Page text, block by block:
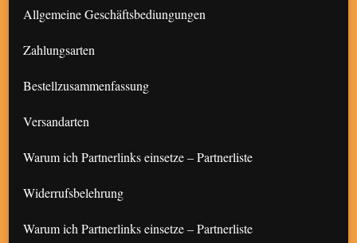
Allgemeine Geschäftsbediungungen
Zahlungsarten
Bestellzusammenfassung
Versandarten
Warum ich Partnerlinks einsetze – Partnerliste
Widerrufsbelehrung
Warum ich Partnerlinks einsetze – Partnerliste